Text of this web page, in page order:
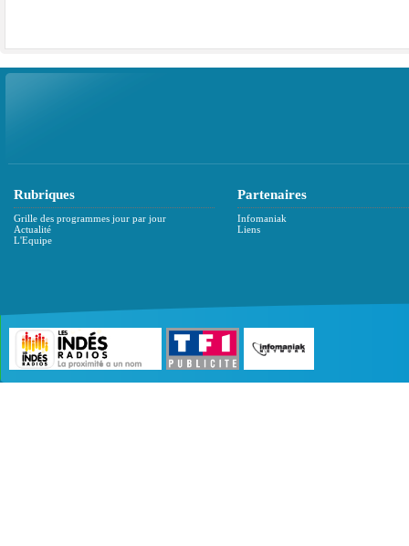
Rubriques
Grille des programmes jour par jour
Actualité
L'Equipe
Partenaires
Infomaniak
Liens